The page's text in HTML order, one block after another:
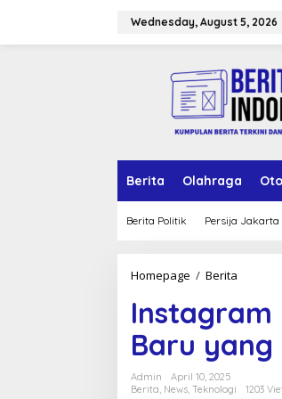
Wednesday, August 5, 2026
Berita Olahraga
Berita Politik Persija Jakarta
Homepage / Berita
Aplikasi
Khusus
iPad:
Fitur
yang
Instagram
Baru yang
Admin
April 10, 2025
Berita, News, Teknologi 1203